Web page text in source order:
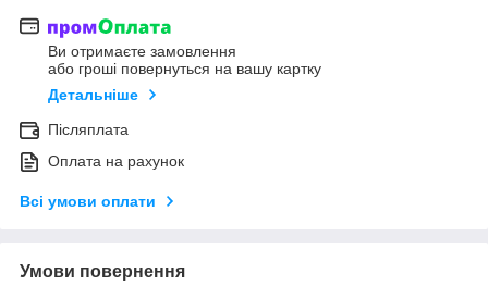
Ви отримаєте замовлення
або гроші повернуться на вашу картку
Детальніше
Післяплата
Оплата на рахунок
Всі умови оплати
Умови повернення